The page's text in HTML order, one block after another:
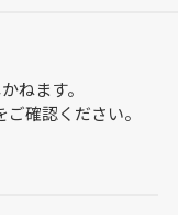
ねます。
ご確認ください。